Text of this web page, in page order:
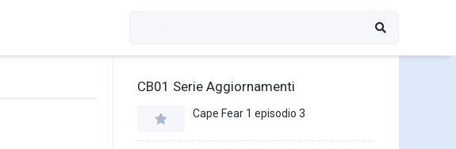
CB01 Serie Aggiornamenti
Cape Fear 1 episodio 3